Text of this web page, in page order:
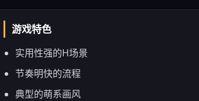
游戏特色
实用性强的H场景
节奏明快的流程
典型的萌系画风